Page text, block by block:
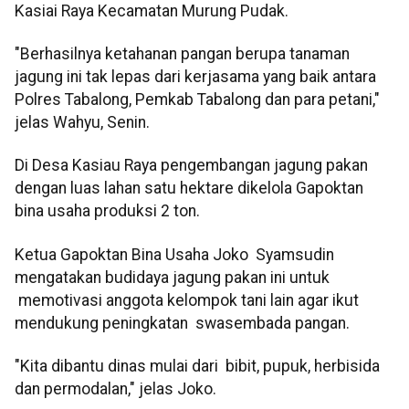
Kasiai Raya Kecamatan Murung Pudak.
"Berhasilnya ketahanan pangan berupa tanaman
jagung ini tak lepas dari kerjasama yang baik antara
Polres Tabalong, Pemkab Tabalong dan para petani,"
jelas Wahyu, Senin.
Di Desa Kasiau Raya pengembangan jagung pakan
dengan luas lahan satu hektare dikelola Gapoktan
bina usaha produksi 2 ton.
Ketua Gapoktan Bina Usaha Joko Syamsudin
mengatakan budidaya jagung pakan ini untuk
memotivasi anggota kelompok tani lain agar ikut
mendukung peningkatan swasembada pangan.
"Kita dibantu dinas mulai dari bibit, pupuk, herbisida
dan permodalan," jelas Joko.